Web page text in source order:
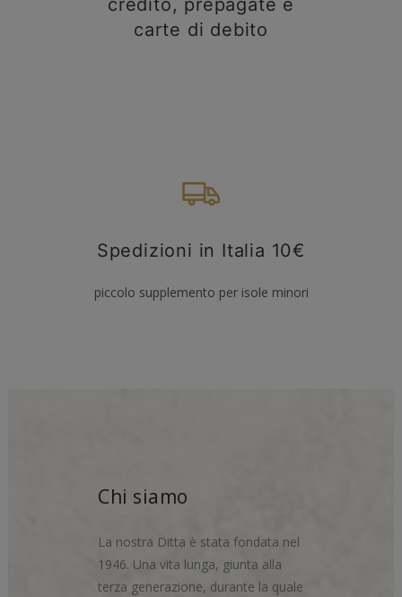
carte di debito
Spedizioni in Italia 10€
piccolo supplemento per isole minori
Chi siamo
La nostra Ditta è stata fondata nel
1946. Una vita lunga, giunta alla
terza generazione, durante la quale